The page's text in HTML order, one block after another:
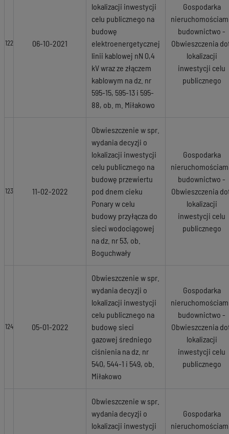
122 06-10-2021
lokalizacji inwestycji
celu publicznego na
budowę
elektroenergetycznej
linii kablowej nN 0,4
kV wraz ze złączem
kablowym na dz. nr
595-15, 595-13 i 595-
88, ob. m. Miłakowo
Gospodarka
budownictwo -
Obwieszczenia
lokalizacji
inwestycji celu
publicznego
123 11-02-2022
Obwieszczenie w spr.
wydania decyzji o
lokalizacji inwestycji
celu publicznego na
budowę przewiertu
pod dnem cieku
Ponary w celu
budowy przyłącza do
sieci wodociągowej
na dz. nr 53, ob.
Boguchwały
Gospodarka
budownictwo -
Obwieszczenia
lokalizacji
inwestycji celu
publicznego
124 05-01-2022
Obwieszczenie w spr.
wydania decyzji o
lokalizacji inwestycji
celu publicznego na
budowę sieci
gazowej średniego
ciśnienia na dz. nr
540, 544-1 i 549, ob.
Miłakowo
Gospodarka
budownictwo -
Obwieszczenia
lokalizacji
inwestycji celu
publicznego
Obwieszczenie w spr.
wydania decyzji o
lokalizacji inwestycji
Gospodarka